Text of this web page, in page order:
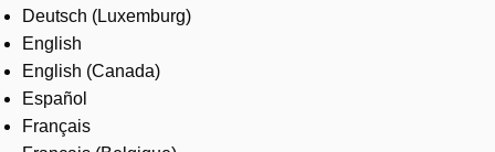
Contact us
Careers
Deutsch (Luxemburg)
English
English (Canada)
Español
Français